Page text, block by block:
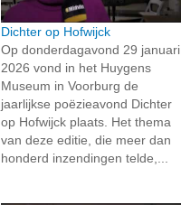
Dichter op Hofwijck
Op donderdagavond 29 januari
2026 vond in het Huygens
Museum in Voorburg de
jaarlijkse poëzieavond Dichter
op Hofwijck plaats. Het thema
van deze editie, die meer dan
honderd inzendingen telde,...